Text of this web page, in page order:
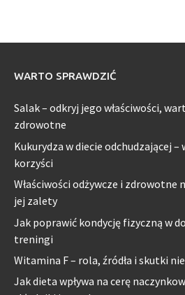
WARTO SPRAWDZIĆ
Salak – odkryj jego właściwości,
zdrowotne
Kukurydza w diecie odchudzającej –
korzyści
Właściwości odżywcze i
jej zalety
Jak poprawić kondycję fizyczną w
treningi
Witamina F – rola, źródła i skutki
Jak dieta wpływa na cerę